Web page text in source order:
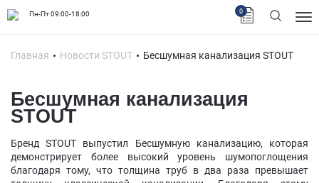
Пн-Пт 09:00-18:00 0
Главная Новости STOUT Бесшумная канализация STOUT
Бесшумная канализация
STOUT
Бренд STOUT выпустил Бесшумную канализацию, которая
демонстрирует более высокий уровень шумопоглощения
благодаря тому, что толщина труб в два раза превышает